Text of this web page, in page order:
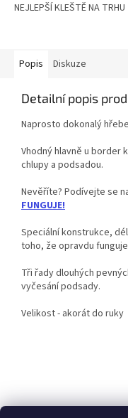
z
NEJLEPŠÍ KLEŠTĚ NA TRHU
Popis Diskuze
Detailní popis
Naprosto dokonalý
Vhodný hlavně u border
chlupy a podsadou.
Nevěříte? Podívejte se
FUNGUJE!
Speciální konstrukce,
toho, že opravdu
Tři řady dlouhých
vyčesání podsady.
Velikost - akorát do ruky
á